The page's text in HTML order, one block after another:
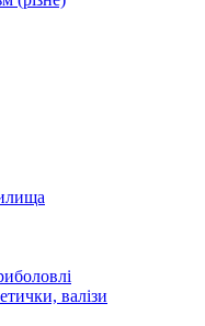
валізи